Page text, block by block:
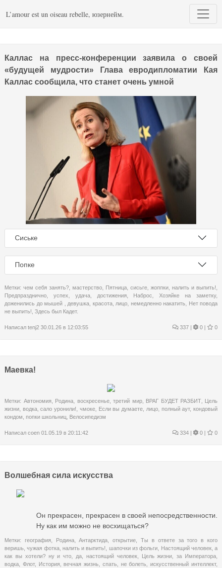
L’amour est un oiseau rebelle, юзернейм.
Каллас на пресс-конференции заявила о своей
«будущей мудрости» Глава евродипломатии Кая
Каллас сообщила, что станет очень умной
Сиське
Попке
Метки: чем себя занять? мастерство Пятница сисьге жоппки налить и выпить!
Предпразднично
успех удача, достижения Наброс Хозяйке на заметку,
доженились до мышей
девушка красота, лицо немедленно накатить
Нет повода
не выпить! Здесь был Кадет.
Написал tenj2 30.01.26 в 12:03:55 337 | 0 | 0
Маевка!
Метки: Автономия Родина воскресенье,третий мир, ВРАГ БУДЕТ РАЗБИТ, Цель
жизни водка,сало уронили! чмоке, Если вы думаете лицо, полный аут,кондовый
кондом попки школьниц Велосипедизм
Написал coen 01.05.19 в 20:11:42 334 | 0 | 0
Волшебная сила искусства
Он прекрасен, прекрасен в своей непосредственности.
Ну как им можно не восхищаться?
Метки: география Родина,Антарктида ,открытие ,Ты в ответе за того в кого
веришь ,чужая фотка, налить и выпить! шапочки из фольги Настоящий человек,а
как вы хотели? ну и что
да настоящий человек, Цель жизни ,за Императора
водка
Флот, История ,вечная жизнь спать не болеть ,искусственный интеллект,